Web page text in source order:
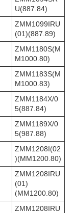
U(887.84)
ZMM1099IRU
(01)(887.89)
ZMM1180S(M
M1000.80)
ZMM1183S(M
M1000.83)
ZMM1184X/0
5(887.84)
ZMM1189X/0
5(987.88)
ZMM1208I(02
)(MM1200.80)
ZMM1208IRU
(01)
(MM1200.80)
ZMM1208IRU